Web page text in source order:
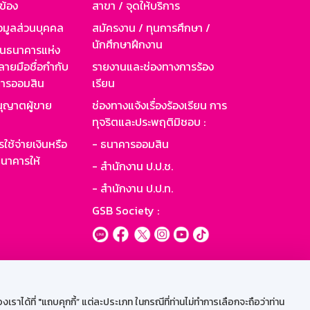
ได้ที่ "แถบคุกกี้” แต่ละประเภท ในกรณีที่ท่านไม่ทำการเลือกจะถือว่าท่าน
อง
มูลส่วนบุคคล
นาคารแห่ง
ายมือชื่อกำกับ
รออมสิน
ญาตผู้ขาย
ช้จ่ายเงินหรือ
คารให้
สาขา / จุดให้บริการ
สมัครงาน / ทุนการศึกษา /
นักศึกษาฝึกงาน
รายงานและช่องทางการร้อง
เรียน
ช่องทางแจ้งเรื่องร้องเรียน การ
ทุจริตและประพฤติมิชอบ :
- ธนาคารออมสิน
- สำนักงาน ป.ป.ช.
- สำนักงาน ป.ป.ท.
GSB Society :